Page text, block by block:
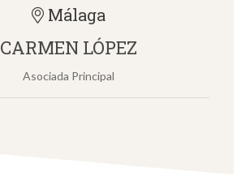
Málaga
CARMEN LÓPEZ
Asociada Principal